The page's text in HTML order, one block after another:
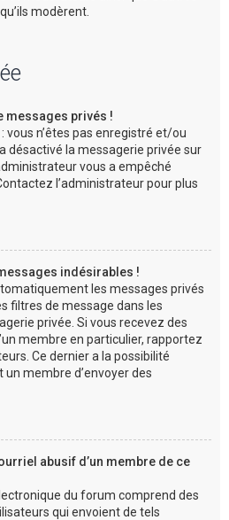
modèrent.
messages privés !
vous n’êtes pas enregistré et/ou
désactivé la messagerie privée sur
vous a empêché
l’administrateur pour plus
indésirables !
les messages privés
filtres de message dans les
privée. Si vous recevez des
membre en particulier, rapportez
Ce dernier a la possibilité
membre d’envoyer des
abusif d’un membre de ce
du forum comprend des
qui envoient de tels